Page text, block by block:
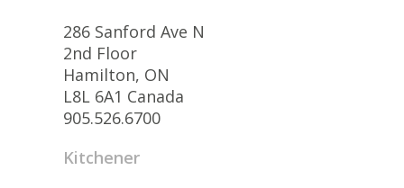
286 Sanford Ave N
2nd Floor
Hamilton, ON
L8L 6A1 Canada
905.526.6700
Kitchener